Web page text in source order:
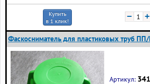
Купить
в 1 клик!
− +
Фаскосниматель для пластиковых труб
Артикул: